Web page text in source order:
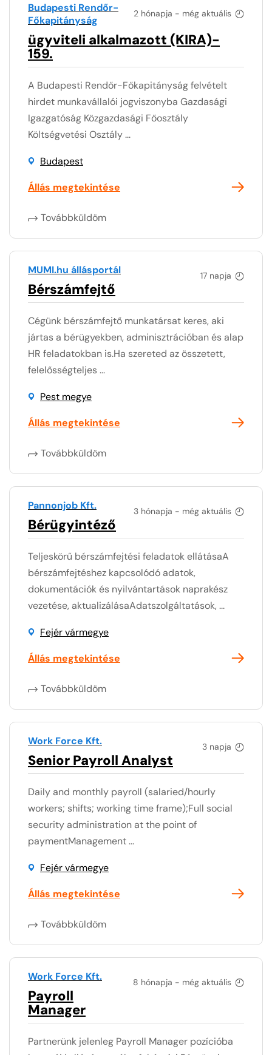
2 hónapja - még aktuális
Budapesti Rendőr-
Főkapitányság
ügyviteli alkalmazott (KIRA)-
159.
A Budapesti Rendőr-Főkapitányság felvételt
hirdet munkavállalói jogviszonyba Gazdasági
Igazgatóság Közgazdasági Főosztály
Költségvetési Osztály ...
Budapest
Állás megtekintése
Továbbküldöm
17 napja
MUMI.hu állásportál
Bérszámfejtő
Cégünk bérszámfejtő munkatársat keres, aki
jártas a bérügyekben, adminisztrációban és alap
HR feladatokban is.Ha szereted az összetett,
felelősségteljes ...
Pest megye
Állás megtekintése
Továbbküldöm
3 hónapja - még aktuális
Pannonjob Kft.
Bérügyintéző
Teljeskörű bérszámfejtési feladatok ellátásaA
bérszámfejtéshez kapcsolódó adatok,
dokumentációk és nyilvántartások naprakész
vezetése, aktualizálásaAdatszolgáltatások, ...
Fejér vármegye
Állás megtekintése
Továbbküldöm
3 napja
Work Force Kft.
Senior Payroll Analyst
Daily and monthly payroll (salaried/hourly
workers; shifts; working time frame);Full social
security administration at the point of
paymentManagement ...
Fejér vármegye
Állás megtekintése
Továbbküldöm
8 hónapja - még aktuális
Work Force Kft.
Payroll
Manager
Partnerünk jelenleg Payroll Manager pozícióba